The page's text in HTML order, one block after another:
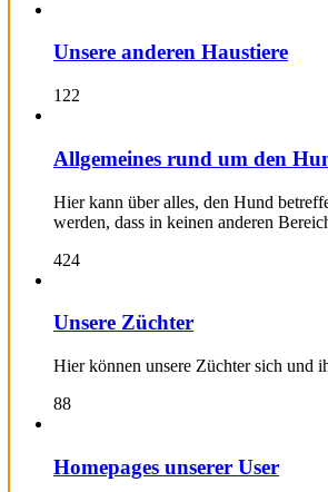
Unsere anderen Haustiere
122
Allgemeines rund um den
Hier kann über alles, den Hund
werden, dass in keinen anderen
424
Unsere Züchter
Hier können unsere Züchter sich und
88
Homepages unserer User